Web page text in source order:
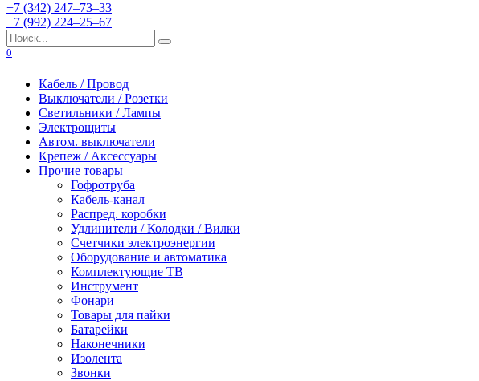
+7 (342) 247‒73‒33
+7 (992) 224‒25‒67
Search
for:
0
Кабель / Провод
Выключатели / Розетки
Светильники / Лампы
Электрощиты
Автом. выключатели
Крепеж / Аксессуары
Прочие товары
Гофротруба
Кабель-канал
Распред. коробки
Удлинители / Колодки / Вилки
Счетчики электроэнергии
Оборудование и автоматика
Комплектующие ТВ
Инструмент
Фонари
Товары для пайки
Батарейки
Наконечники
Изолента
Звонки